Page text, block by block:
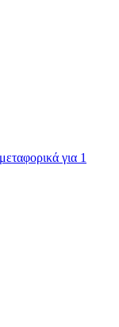
για 1